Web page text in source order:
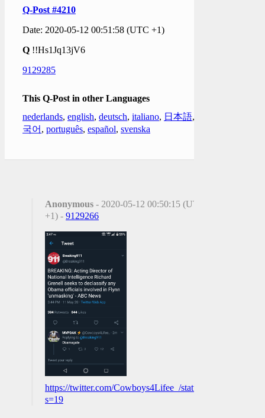
Q-Post #4210
Date: 2020-05-12 00:51:58 (UTC +1)
Q !!Hs1Jq13jV6
9129285
This Q-Post in other Languages
nederlands, english, deutsch, italiano, 日本語,
국어 , português, español, svenska
Anonymous - 2020-05-12 00:50:15 (UTC
+1) - 9129266
https://twitter.com/Cowboys4Lifee_/status/
s=19